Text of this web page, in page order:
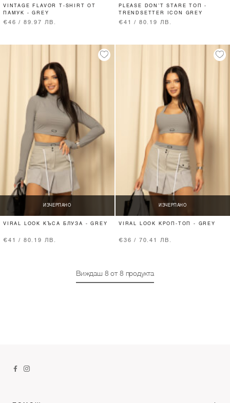
VINTAGE FLAVOR T-SHIRT ОТ
ПАМУК - GREY
€46 / 89.97 ЛВ.
PLEASE DON’T STARE ТОП -
TRENDSETTER ICON GREY
€41 / 80.19 ЛВ.
ИЗЧЕРПАНО
VIRAL LOOK КЪСА БЛУЗА - GREY
€41 / 80.19 ЛВ.
ИЗЧЕРПАНО
VIRAL LOOK КРОП-ТОП - GREY
€36 / 70.41 ЛВ.
Виждаш 8 от 8 продукта